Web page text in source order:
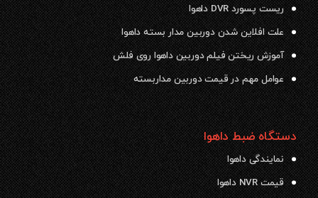
ریست پسورد DVR داهوا
علت افلاین شدن دوربین مدار بسته داهوا
آموزش ریختن فیلم دوربین داهوا روی فلش
عوامل مهم در قیمت دوربین مداربسته
دستگاه ضبط داهوا
نمایندگی داهوا
قیمت NVR داهوا